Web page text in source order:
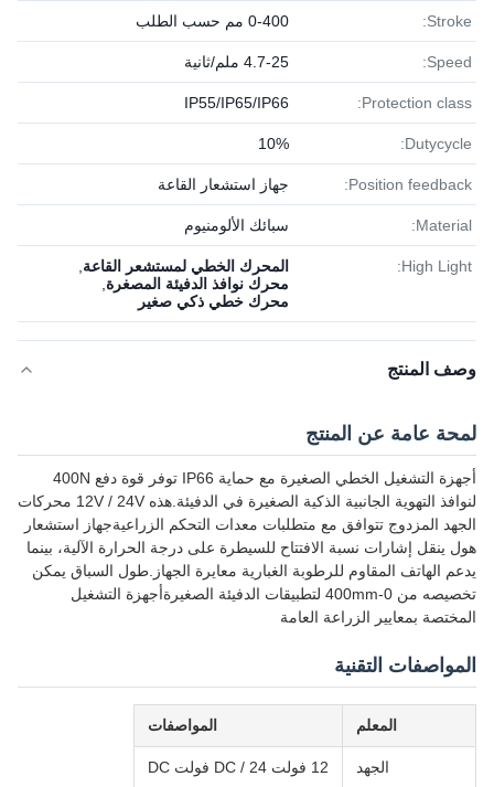
Stroke: 0-400 مم حسب الطلب
Speed: 4.7-25 ملم/ثانية
Protection class:
IP55/IP65/IP66
Dutycycle:
10%
Position feedback: جهاز استشعار القاعة
Material: سبائك الألومنيوم
High Light: المحرك الخطي لمستشعر القاعة
محرك نوافذ الدفيئة المصغرة
محرك خطي ذكي صغير
وصف المنتج
لمحة عامة عن المنتج
أجهزة التشغيل الخطي الصغيرة مع حماية IP66 توفر قوة دفع 400N
لنوافذ التهوية الجانبية الذكية الصغيرة في الدفيئة.هذه 12V / 24V محركات
الجهد المزدوج تتوافق مع متطلبات معدات التحكم الزراعيةجهاز استشعار
هول ينقل إشارات نسبة الافتتاح للسيطرة على درجة الحرارة الآلية، بينما
يدعم الهاتف المقاوم للرطوبة الغبارية معايرة الجهاز.طول السباق يمكن
تخصيصه من 0-400mm لتطبيقات الدفيئة الصغيرةأجهزة التشغيل
المختصة بمعايير الزراعة العامة
المواصفات التقنية
المعلم المواصفات
الجهد 12 فولت DC / 24 فولت DC